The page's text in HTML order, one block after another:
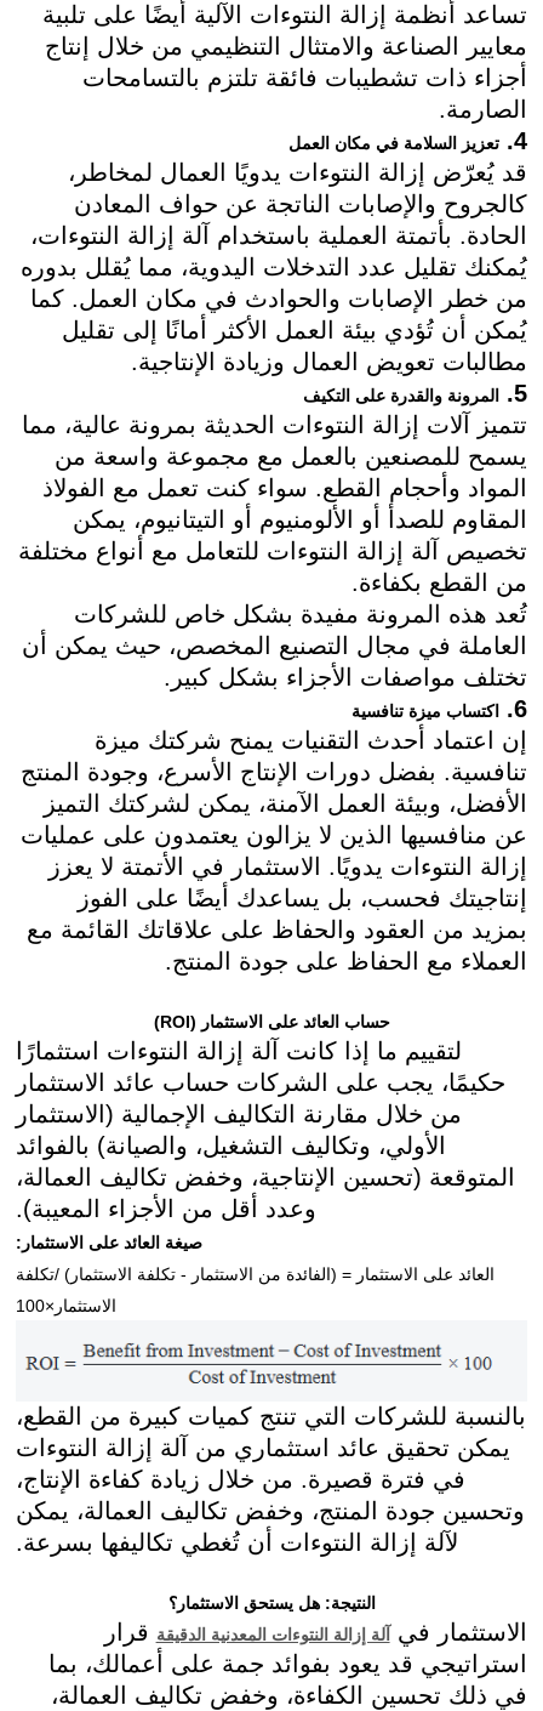
تساعد أنظمة إزالة النتوءات الآلية أيضًا على تلبية
معايير الصناعة والامتثال التنظيمي من خلال إنتاج
أجزاء ذات تشطيبات فائقة تلتزم بالتسامحات
الصارمة.
4.
تعزيز السلامة في مكان العمل
قد يُعرّض إزالة النتوءات يدويًا العمال لمخاطر،
كالجروح والإصابات الناتجة عن حواف المعادن
الحادة. بأتمتة العملية باستخدام آلة إزالة النتوءات،
يُمكنك تقليل عدد التدخلات اليدوية، مما يُقلل بدوره
من خطر الإصابات والحوادث في مكان العمل. كما
يُمكن أن تُؤدي بيئة العمل الأكثر أمانًا إلى تقليل
مطالبات تعويض العمال وزيادة الإنتاجية.
5.
المرونة والقدرة على التكيف
تتميز آلات إزالة النتوءات الحديثة بمرونة عالية، مما
يسمح للمصنعين بالعمل مع مجموعة واسعة من
المواد وأحجام القطع. سواء كنت تعمل مع الفولاذ
المقاوم للصدأ أو الألومنيوم أو التيتانيوم، يمكن
تخصيص آلة إزالة النتوءات للتعامل مع أنواع مختلفة
من القطع بكفاءة.
تُعد هذه المرونة مفيدة بشكل خاص للشركات
العاملة في مجال التصنيع المخصص، حيث يمكن أن
تختلف مواصفات الأجزاء بشكل كبير.
6.
اكتساب ميزة تنافسية
إن اعتماد أحدث التقنيات يمنح شركتك ميزة
تنافسية. بفضل دورات الإنتاج الأسرع، وجودة المنتج
الأفضل، وبيئة العمل الآمنة، يمكن لشركتك التميز
عن منافسيها الذين لا يزالون يعتمدون على عمليات
إزالة النتوءات يدويًا. الاستثمار في الأتمتة لا يعزز
إنتاجيتك فحسب، بل يساعدك أيضًا على الفوز
بمزيد من العقود والحفاظ على علاقاتك القائمة مع
العملاء مع الحفاظ على جودة المنتج.
حساب العائد على الاستثمار (ROI)
لتقييم ما إذا كانت آلة إزالة النتوءات استثمارًا
حكيمًا، يجب على الشركات حساب عائد الاستثمار
من خلال مقارنة التكاليف الإجمالية (الاستثمار
الأولي، وتكاليف التشغيل، والصيانة) بالفوائد
المتوقعة (تحسين الإنتاجية، وخفض تكاليف العمالة،
وعدد أقل من الأجزاء المعيبة).
صيغة العائد على الاستثمار:
العائد على الاستثمار = (الفائدة من الاستثمار - تكلفة الاستثمار) /تكلفة
الاستثمار ×
100
بالنسبة للشركات التي تنتج كميات كبيرة من القطع،
يمكن تحقيق عائد استثماري من آلة إزالة النتوءات
في فترة قصيرة. من خلال زيادة كفاءة الإنتاج،
وتحسين جودة المنتج، وخفض تكاليف العمالة، يمكن
لآلة إزالة النتوءات أن تُغطي تكاليفها بسرعة.
النتيجة: هل يستحق الاستثمار؟
الاستثمار في آلة إزالة النتوءات المعدنية الدقيقة قرار
استراتيجي قد يعود بفوائد جمة على أعمالك، بما
في ذلك تحسين الكفاءة، وخفض تكاليف العمالة،